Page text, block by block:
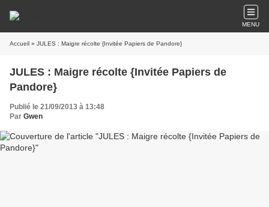
MENU
Accueil » JULES : Maigre récolte {Invitée Papiers de Pandore}
JULES : Maigre récolte {Invitée Papiers de
Pandore}
Publié le 21/09/2013 à 13:48
Par Gwen